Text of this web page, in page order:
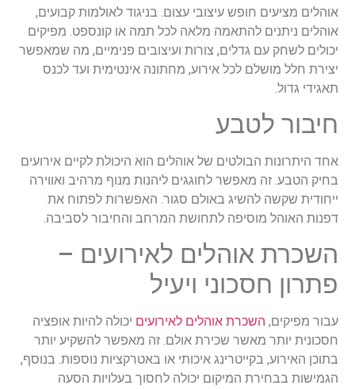
אוהלים מציעים חופש עיצובי עצום. בניגוד לאולמות קבועים,
אוהלים ניתנים להתאמה מלאה לכל תמה או קונספט. מפיקים
יכולים לשחק עם גדלים, צורות ועיצובים פנימיים, מה שמאפשר
יצירת חלל מושלם לכל אירוע, מחתונה אינטימית ועד לכנס
תאגידי גדול.
חיבור לטבע
אחד היתרונות הבולטים של אוהלים הוא היכולת לקיים אירועים
בחיק הטבע. זה מאפשר לחוגגים ליהנות מנוף מרהיב ואווירה
ייחודית שקשה להשיג באולם סגור. האפשרות לפתוח את
דפנות האוהל מוסיפה לתחושת המרחב והחיבור לסביבה.
השכרת אוהלים לאירועים –
פתרון חסכוני ויעיל
עבור מפיקים, השכרת אוהלים לאירועים יכולה להיות אופציה
חסכונית יותר מאשר שכירת אולם. זה מאפשר להשקיע יותר
בתוכן האירוע, בקייטרינג איכותי או באטרקציות נוספות. בנוסף,
הגמישות בבחירת המיקום יכולה לחסוך בעלויות הסעה